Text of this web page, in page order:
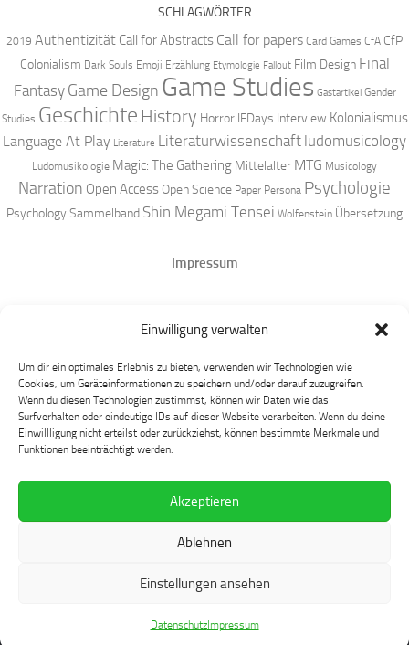
Einwilligung verwalten
Um dir ein optimales Erlebnis zu bieten, verwenden wir Technologien wie
Cookies, um Geräteinformationen zu speichern und/oder darauf zuzugreifen.
Wenn du diesen Technologien zustimmst, können wir Daten wie das
Surfverhalten oder eindeutige IDs auf dieser Website verarbeiten. Wenn du deine
Einwillligung nicht erteilst oder zurückziehst, können bestimmte Merkmale und
Funktionen beeinträchtigt werden.
Akzeptieren
Ablehnen
Einstellungen ansehen
DatenschutzImpressum
SCHLAGWÖRTER
2019 Authentizität Call for Abstracts Call for papers Card Games CfA CfP
Colonialism Dark Souls Emoji Erzählung Etymologie Fallout Film Design Final
Fantasy Game Design Game Studies Gastartikel Gender
Studies Geschichte History Horror IFDays Interview Kolonialismus
Language At Play Literature Literaturwissenschaft ludomusicology
Ludomusikologie Magic: The Gathering Mittelalter MTG Musicology
Narration Open Access Open Science Paper Persona Psychologie
PsychologySammelband Shin Megami Tensei Wolfenstein Übersetzung
Impressum
Mastodon